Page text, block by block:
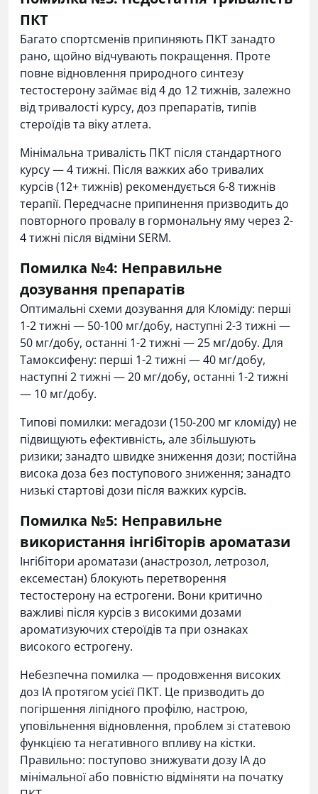
ПКТ
Багато спортсменів припиняють ПКТ занадто
рано, щойно відчувають покращення. Проте
повне відновлення природного синтезу
тестостерону займає від 4 до 12 тижнів, залежно
від тривалості курсу, доз препаратів, типів
стероїдів та віку атлета.
Мінімальна тривалість ПКТ після стандартного
курсу — 4 тижні. Після важких або тривалих
курсів (12+ тижнів) рекомендується 6-8 тижнів
терапії. Передчасне припинення призводить до
повторного провалу в гормональну яму через 2-
4 тижні після відміни SERM.
Помилка №4: Неправильне
дозування препаратів
Оптимальні схеми дозування для Кломіду: перші
1-2 тижні — 50-100 мг/добу, наступні 2-3 тижні —
50 мг/добу, останні 1-2 тижні — 25 мг/добу. Для
Тамоксифену: перші 1-2 тижні — 40 мг/добу,
наступні 2 тижні — 20 мг/добу, останні 1-2 тижні
— 10 мг/добу.
Типові помилки: мегадози (150-200 мг кломіду) не
підвищують ефективність, але збільшують
ризики; занадто швидке зниження дози; постійна
висока доза без поступового зниження; занадто
низькі стартові дози після важких курсів.
Помилка №5: Неправильне
використання інгібіторів ароматази
Інгібітори ароматази (анастрозол, летрозол,
ексеместан) блокують перетворення
тестостерону на естрогени. Вони критично
важливі після курсів з високими дозами
ароматизуючих стероїдів та при ознаках
високого естрогену.
Небезпечна помилка — продовження високих
доз ІА протягом усієї ПКТ. Це призводить до
погіршення ліпідного профілю, настрою,
уповільнення відновлення, проблем зі статевою
функцією та негативного впливу на кістки.
Правильно: поступово знижувати дозу ІА до
мінімальної або повністю відміняти на початку